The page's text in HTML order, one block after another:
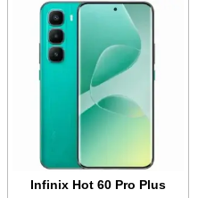
Infinix Hot 60 Pro Plus
الشاشة:6.7 بوصة - 120 هرتز - IPS LCD
الذاكرة:128 أو 256 جيجابايت
الرام:
المعالج:
عرض الموصفات ←